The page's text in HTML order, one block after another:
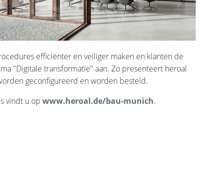
efficiënter en veiliger maken en klanten de
"Digitale transformatie" aan. Zo presenteert heroal
geconfigureerd en worden besteld.
vindt u op www.heroal.de/bau-munich.